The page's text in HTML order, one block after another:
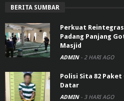
BERITA SUMBAR
Perkuat
Padang Panjang
Masjid
ADMIN - 2 HARI AGO
Polisi Sita 82 Paket
Datar
ADMIN - 3 HARI AGO